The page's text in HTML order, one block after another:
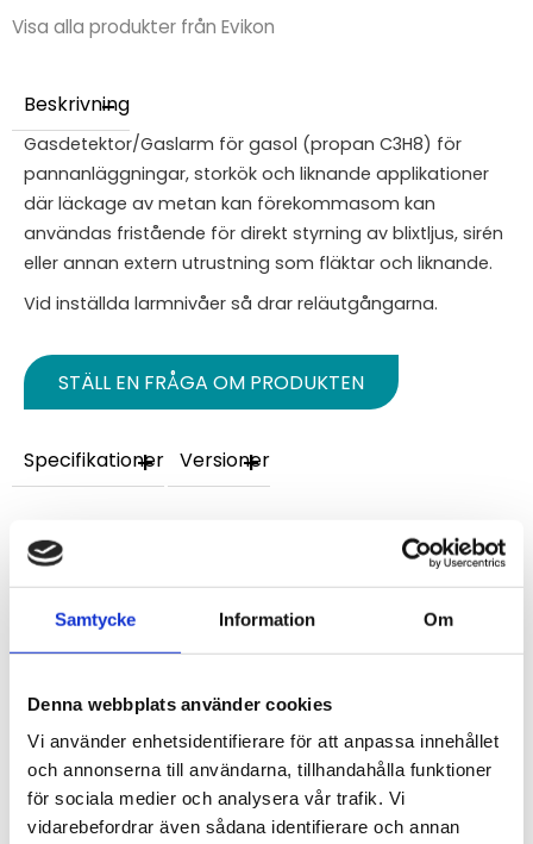
Samtycke Information Om
Denna webbplats använder cookies
Vi använder enhetsidentifierare för att anpassa innehållet
och annonserna till användarna, tillhandahålla funktioner
för sociala medier och analysera vår trafik. Vi
vidarebefordrar även sådana identifierare och annan
Visa alla produkter från Evikon
Beskrivning
Gasdetektor/Gaslarm för gasol (propan C3H8) för
pannanläggningar, storkök och liknande applikationer
där läckage av metan kan förekommasom kan
användas fristående för direkt styrning av blixtljus, sirén
eller annan extern utrustning som fläktar och liknande.
Vid inställda larmnivåer så drar reläutgångarna.
STÄLL EN FRÅGA OM PRODUKTEN
Specifikationer Versioner
Omdömen
Bli den första att lämna ett omdöme.